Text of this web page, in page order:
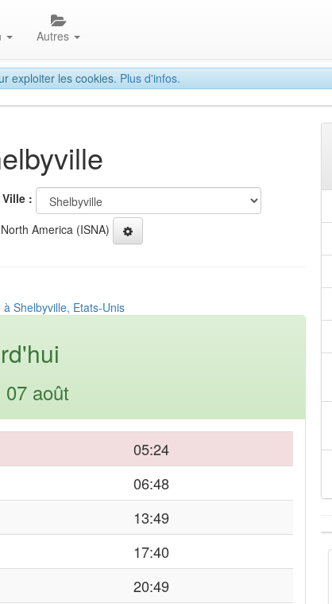
exploiter les cookies. Plus d'infos.
Autres
Ville :
America (ISNA)
Shelbyville, Etats-Unis
août
05:24
06:48
13:49
17:40
20:49